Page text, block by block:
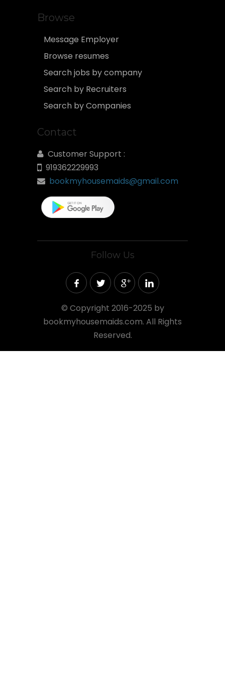
Browse
Message Employer
Browse resumes
Search jobs by company
Search by Recruiters
Search by Companies
Contact
Customer Support :
919362229993
bookmyhousemaids@gmail.com
Follow Us
© Copyright 2016-2025 by
bookmyhousemaids.com. All Rights
Reserved.